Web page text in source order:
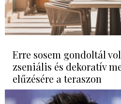
Erre sosem gondoltál
zseniális és dekoratív
elűzésére a teraszon